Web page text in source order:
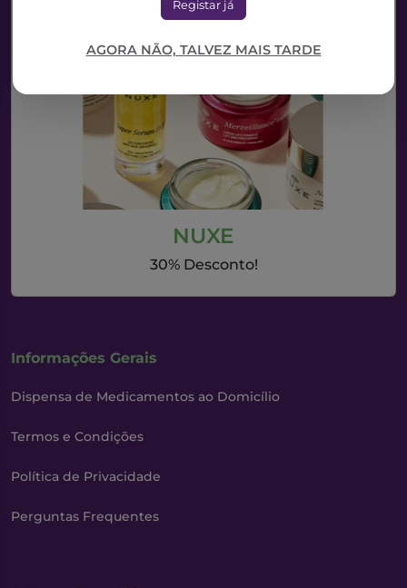
Registar já
AGORA NÃO, TALVEZ MAIS TARDE
NUXE
30% Desconto!
Informações Gerais
Dispensa de Medicamentos ao Domicílio
Termos e Condições
Política de Privacidade
Perguntas Frequentes